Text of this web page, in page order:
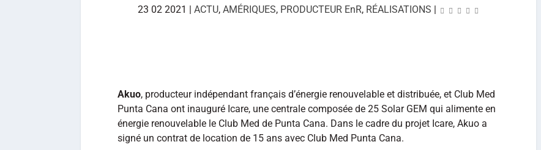
23 02 2021 | ACTU, AMÉRIQUES, PRODUCTEUR EnR, RÉALISATIONS |
Akuo, producteur indépendant français d’énergie renouvelable et distribuée, et Club Med
Punta Cana ont inauguré Icare, une centrale composée de 25 Solar GEM qui alimente en
énergie renouvelable le Club Med de Punta Cana. Dans le cadre du projet Icare, Akuo a
signé un contrat de location de 15 ans avec Club Med Punta Cana.